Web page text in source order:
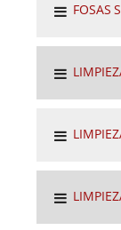
FOSAS